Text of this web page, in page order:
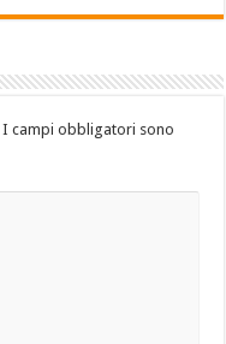
I campi obbligatori sono